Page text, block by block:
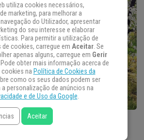
facetas, entre elas, o espiritismo
utiliza cookies necessários,
marketing, para melhorar a
do Utilizador, apresentar
do seu interesse e elaborar
Para permitir a utilização de
cookies, carregue em Aceitar. Se
apenas alguns, carregue em Gerir
obter mais informação acerca de
na Política de Cookies da
como os seus dados podem ser
personalização de anúncios na
e de Uso da Google.
Aceitar